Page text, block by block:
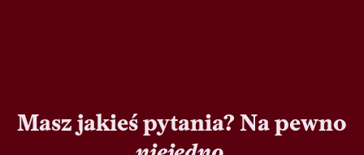
Masz jakieś pytania? Na pewno